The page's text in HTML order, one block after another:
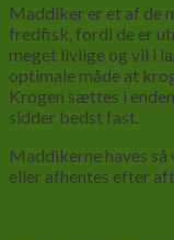
Maddiker er et af de
fredfisk, fordi de er
meget livlige og vil i
optimale måde at
Krogen sættes i
sidder bedst fast.
Maddikerne haves så
eller afhentes efter